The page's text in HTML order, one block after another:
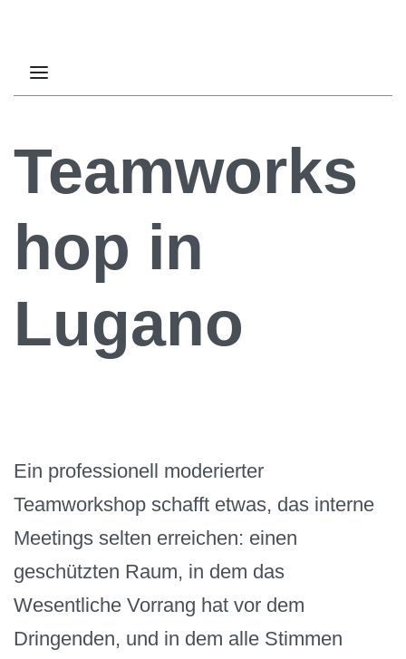
Teamworks
hop in
Lugano
Ein professionell moderierter
Teamworkshop schafft etwas, das interne
Meetings selten erreichen: einen
geschützten Raum, in dem das
Wesentliche Vorrang hat vor dem
Dringenden, und in dem alle Stimmen